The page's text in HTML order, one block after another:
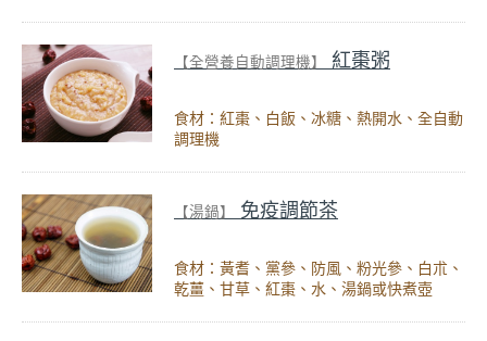
【全營養自動調理機】 紅棗粥
食材：紅棗、白飯、冰糖、熱開水、全自動
調理機
【湯鍋】 免疫調節茶
食材：黃耆、黨參、防風、粉光參、白朮、
乾薑、甘草、紅棗、水、湯鍋或快煮壺